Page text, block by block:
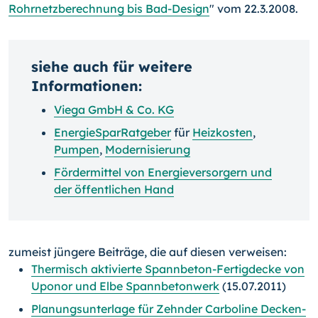
Rohrnetzberechnung bis Bad-Design" vom 22.3.2008.
siehe auch für weitere
Informationen:
Viega GmbH & Co. KG
EnergieSparRatgeberfür Heizkosten,
Pumpen, Modernisierung
Fördermittel von Energieversorgern und
der öffentlichen Hand
zumeist jüngere Beiträge, die auf diesen verweisen:
Thermisch aktivierte Spannbeton-Fertigdecke von
Uponor und Elbe Spannbetonwerk (15.07.2011)
Planungsunterlage für Zehnder Carboline Decken-